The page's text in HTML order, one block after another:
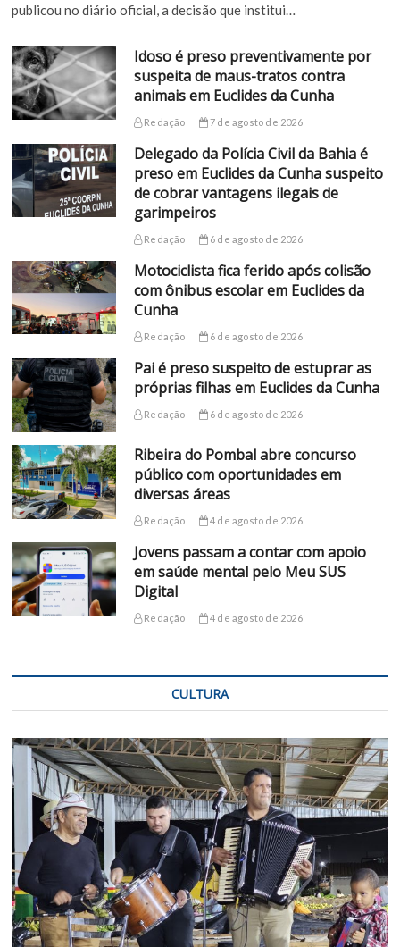
publicou no diário oficial, a decisão que institui…
Idoso é preso preventivamente por
suspeita de maus-tratos contra
animais em Euclides da Cunha
Redação 7 de agosto de 2026
Delegado da Polícia Civil da Bahia é
preso em Euclides da Cunha suspeito
de cobrar vantagens ilegais de
garimpeiros
Redação 6 de agosto de 2026
Motociclista fica ferido após colisão
com ônibus escolar em Euclides da
Cunha
Redação 6 de agosto de 2026
Pai é preso suspeito de estuprar as
próprias filhas em Euclides da Cunha
Redação 6 de agosto de 2026
Ribeira do Pombal abre concurso
público com oportunidades em
diversas áreas
Redação 4 de agosto de 2026
Jovens passam a contar com apoio
em saúde mental pelo Meu SUS
Digital
Redação 4 de agosto de 2026
CULTURA